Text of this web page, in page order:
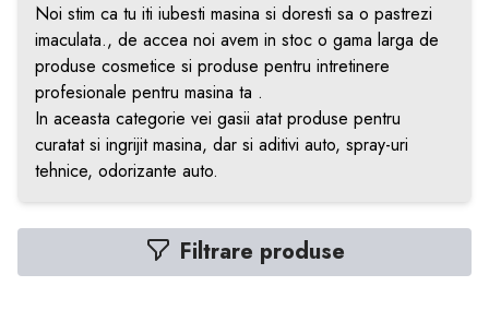
Noi stim ca tu iti iubesti masina si doresti sa o pastrezi
imaculata., de accea noi avem in stoc o gama larga de
produse cosmetice si produse pentru intretinere
profesionale pentru masina ta .
In aceasta categorie vei gasii atat produse pentru
curatat si ingrijit masina, dar si aditivi auto, spray-uri
tehnice, odorizante auto.
Filtrare produse